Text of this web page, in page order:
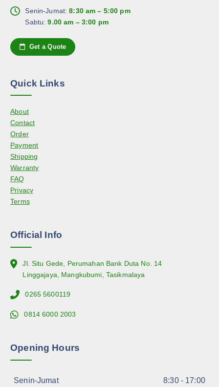
Senin-Jumat:8:30 am – 5:00 pm
Sabtu:9.00 am – 3:00 pm
Get a Quote
Quick Links
About
Contact
Order
Payment
Shipping
Warranty
FAQ
Privacy
Terms
Official Info
Jl. Situ Gede, Perumahan Bank Duta No. 14
Linggajaya, Mangkubumi, Tasikmalaya
0265 5600119
0814 6000 2003
Opening Hours
Senin-Jumat 8:30 - 17:00